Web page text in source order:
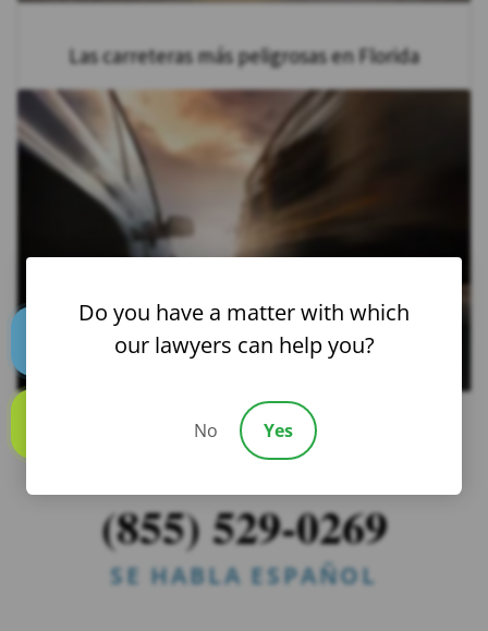
Las carreteras más peligrosas en Florida
¿NECESITAS AYUDA? CONTÁCTENOS
(855) 529-0269
SE HABLA ESPAÑOL
Do you have a matter with which
our lawyers can help you?
No Yes